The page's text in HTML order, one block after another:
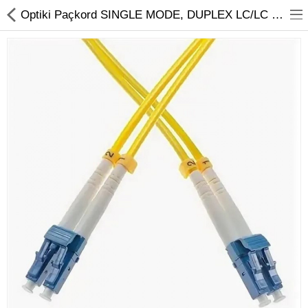
Kompýuter düzüjiler
Monitorlar
Kompýuter aksesuarlary
Printerler
Optiki Paçkord SINGLE MODE, DUPLEX LC/LC 15M | Ýyndam Tehnika Dünýäsi